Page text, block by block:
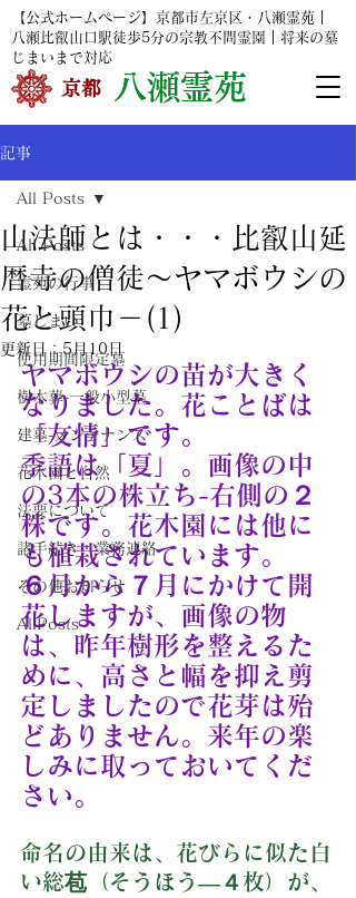
​京都 ​八瀬霊苑
【公式ホームページ】京都市左京区・八瀬霊苑｜
八瀬比叡山口駅徒歩5分の宗教不問霊園｜将来の墓
じまいまで対応
記事
All Posts
霊苑の行事
墓じまい
使用期間限定墓
樹木葬-一般小型墓
建墓-メンテナンス
花木園と自然
法要について
諸手続き・業務連絡
その他お知らせ
AllPosts
All Posts
山法師とは・・・比叡山延
暦寺の僧徒～ヤマボウシの
花と頭巾－(1)
更新日：5月10日
ヤマボウシの苗が大きく
なりました。花ことばは
「友情」です。
季語は「夏」。画像の中
の3本の株立ち-右側の２
株です。花木園には他に
も植栽されています。
６月から７月にかけて開
花しますが、画像の物
は、昨年樹形を整えるた
めに、高さと幅を抑え剪
定しましたので花芽は殆
どありません。来年の楽
しみに取っておいてくだ
さい。
命名の由来は、花びらに似た白
い総苞（そうほう―４枚）が、